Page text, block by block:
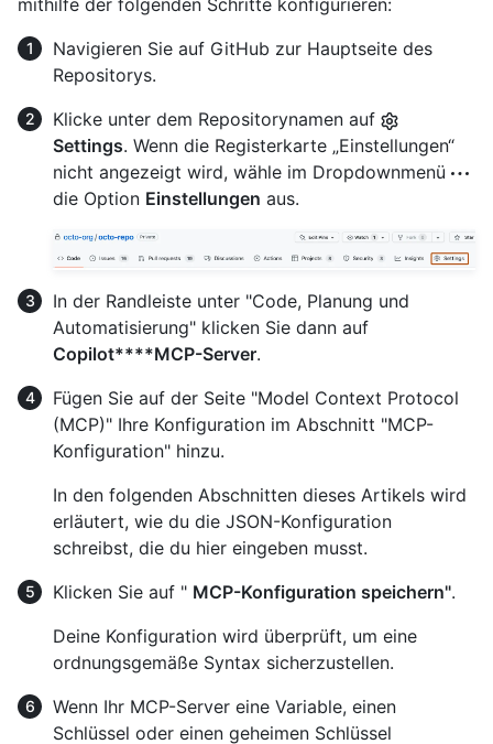
Navigieren Sie auf GitHub zur Hauptseite des
Repositorys.
Klicke unter dem Repositorynamen auf
Settings. Wenn die Registerkarte „Einstellungen“
nicht angezeigt wird, wähle im Dropdownmenü
die Option Einstellungen aus.
In der Randleiste unter "Code, Planung und
Automatisierung" klicken Sie dann auf
Copilot****MCP-Server.
Fügen Sie auf der Seite "Model Context Protocol
(MCP)" Ihre Konfiguration im Abschnitt "MCP-
Konfiguration" hinzu.
In den folgenden Abschnitten dieses Artikels wird
erläutert, wie du die JSON-Konfiguration
schreibst, die du hier eingeben musst.
Klicken Sie auf " MCP-Konfiguration speichern".
Deine Konfiguration wird überprüft, um eine
ordnungsgemäße Syntax sicherzustellen.
Wenn Ihr MCP-Server eine Variable, einen
Schlüssel oder einen geheimen Schlüssel